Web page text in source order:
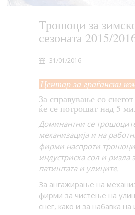
Трошоци за
сезоната 2015/
31/01/2016
Центар за граѓански
За справување со
ќе се потрошат над 5
Доминантни се
механизација и на
фирми наспроти
индустриска сол и ризла
патиштата и улиците.
За ангажирање на
фирми за чистење на
снег, како и за набавка